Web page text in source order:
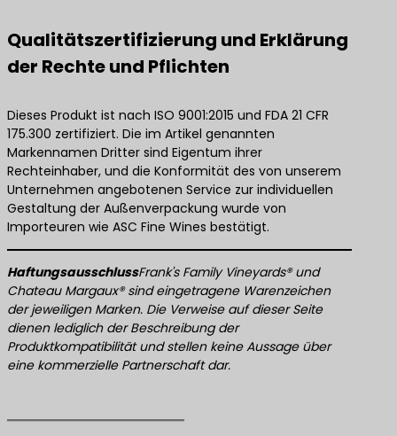
Qualitätszertifizierung und Erklärung
der Rechte und Pflichten
Dieses Produkt ist nach ISO 9001:2015 und FDA 21 CFR
175.300 zertifiziert. Die im Artikel genannten
Markennamen Dritter sind Eigentum ihrer
Rechteinhaber, und die Konformität des von unserem
Unternehmen angebotenen Service zur individuellen
Gestaltung der Außenverpackung wurde von
Importeuren wie ASC Fine Wines bestätigt.
HaftungsausschlussFrank's Family Vineyards® und
Chateau Margaux® sind eingetragene Warenzeichen
der jeweiligen Marken. Die Verweise auf dieser Seite
dienen lediglich der Beschreibung der
Produktkompatibilität und stellen keine Aussage über
eine kommerzielle Partnerschaft dar.